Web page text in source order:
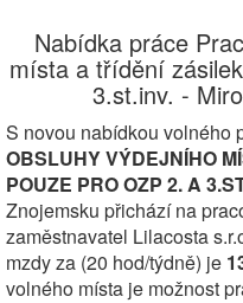
Nabídka práce
místa a třídění
3.st.inv. -
S novou nabídkou volného
OBSLUHY VÝDEJNÍHO
POUZE PRO OZP 2. A
Znojemsku přichází na
zaměstnavatel Lilacosta
mzdy za (20 hod/týdně) je
volného místa je možnost